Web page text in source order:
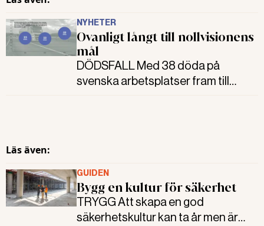
NYHETER
Ovanligt långt till nollvisionens
mål
DÖDSFALL Med 38 döda på
svenska arbetsplatser fram till
Läs även:
GUIDEN
Bygg en kultur för säkerhet
TRYGG Att skapa en god
säkerhetskultur kan ta år men är